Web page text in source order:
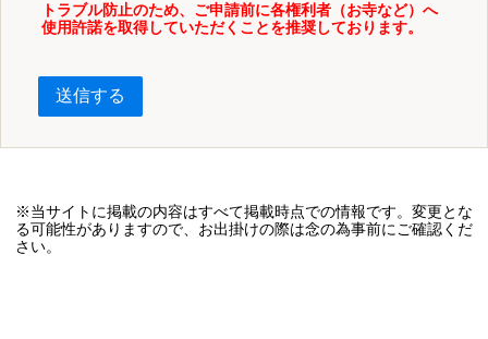
トラブル防止のため、ご申請前に各権利者（お寺など）へ
使用許諾を取得していただくことを推奨しております。
送信する
※当サイトに掲載の内容はすべて掲載時点での情報です。変更とな
る可能性がありますので、お出掛けの際は念の為事前にご確認くだ
さい。